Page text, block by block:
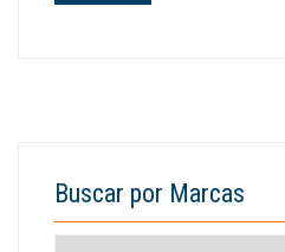
Buscar por Marcas